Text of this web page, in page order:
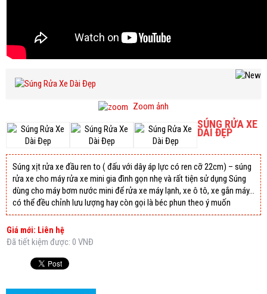
Zoom ảnh
SÚNG RỬA XE
DÀI ĐẸP
Súng xịt rửa xe đầu ren to ( đấu với dây áp lực có ren cỡ 22cm) – súng
rửa xe cho máy rửa xe mini gia đình gọn nhẹ và rất tiện sử dụng Súng
dùng cho máy bơm nước mini để rửa xe máy lạnh, xe ô tô, xe gắn máy…
có thể đều chỉnh lưu lượng hay còn gọi là béc phun theo ý muốn
Giá mới: Liên hệ
Đã tiết kiệm được: 0 VNĐ